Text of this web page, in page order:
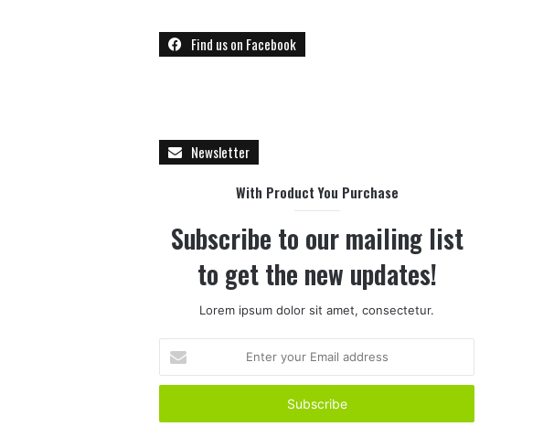
Find us on Facebook
Newsletter
With Product You Purchase
Subscribe to our mailing list
to get the new updates!
Lorem ipsum dolor sit amet, consectetur.
t
r